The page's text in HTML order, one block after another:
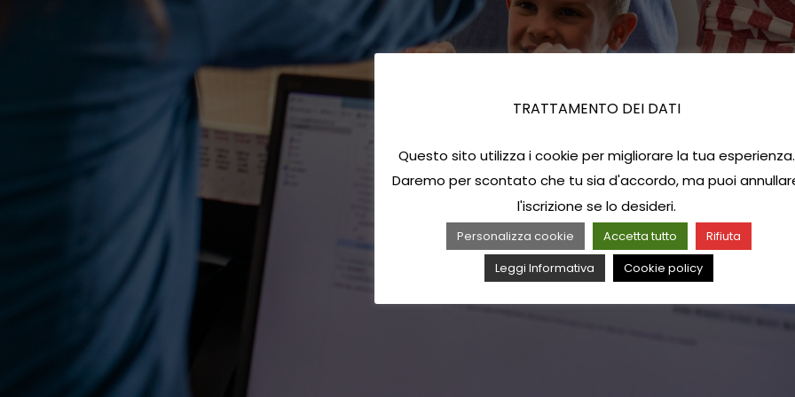
TRATTAMENTO DEI DATI
Questo sito utilizza i cookie per migliorare la tua esperienza.
Daremo per scontato che tu sia d'accordo, ma puoi
l'iscrizione se lo desideri.
Personalizza cookie Accetta tutto
Rifiuta
Leggi Informativa
Cookie policy